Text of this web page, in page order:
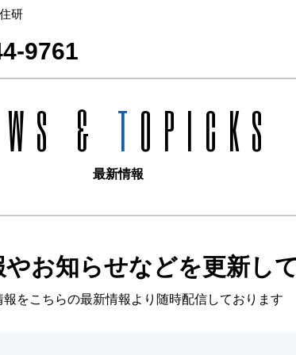
研
9761
& T OPICKS
最新情報
やお知らせなどを更新し
報をこちらの最新情報より随時配信しております